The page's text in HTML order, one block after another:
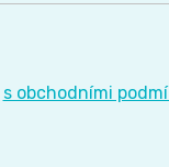
s obchodními